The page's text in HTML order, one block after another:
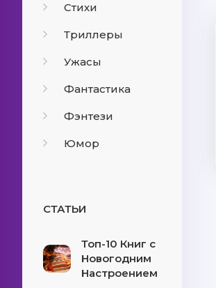
Стихи
Триллеры
Ужасы
Фантастика
Фэнтези
Юмор
СТАТЬИ
Топ-10 Книг с
Новогодним
Настроением